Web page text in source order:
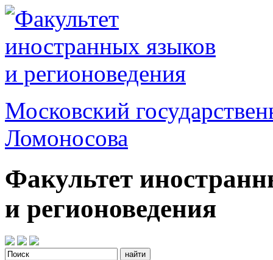
Московский
Ломоносова
Факультет
и регионоведения